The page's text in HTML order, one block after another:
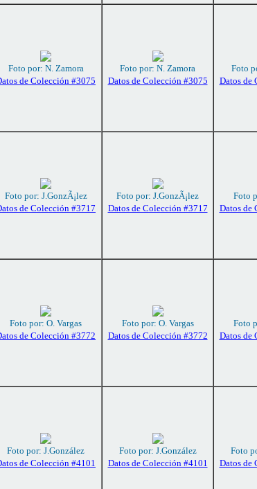
Foto por: N. Zamora
de Colección #3075
Foto por: N. Zamora
Datos de Colección #3075
Foto
Datos de
Foto por: J.GonzÃ¡lez
de Colección #3717
Foto por: J.GonzÃ¡lez
Datos de Colección #3717
Foto
Datos de
Foto por: O. Vargas
de Colección #3772
Foto por: O. Vargas
Datos de Colección #3772
Foto
Datos de
Foto por: J.González
de Colección #4101
Foto por: J.González
Datos de Colección #4101
Foto
Datos de